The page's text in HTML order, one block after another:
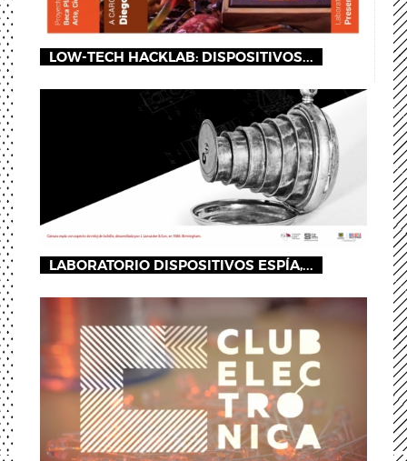
LOW-TECH HACKLAB: DISPOSITIVOS...
LABORATORIO DISPOSITIVOS ESPÍA,...